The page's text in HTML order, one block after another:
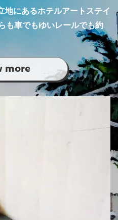
地にあるホテルアートステイ
も車でもゆいレールでも約
more